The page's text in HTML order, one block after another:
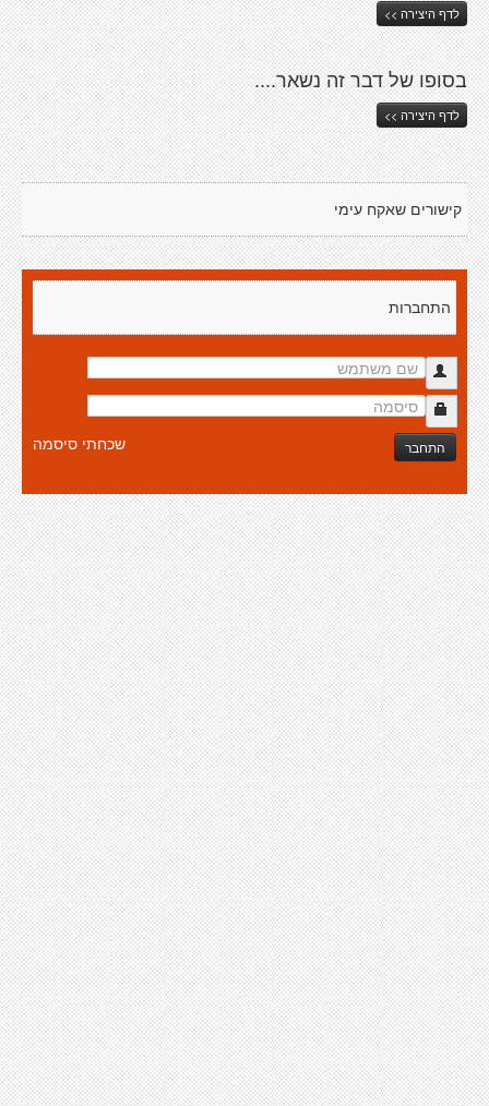
לדף היצירה >>
בסופו של דבר זה נשאר....
לדף היצירה >>
קישורים שאקח עימי
התחברות
התחבר שכחתי סיסמה